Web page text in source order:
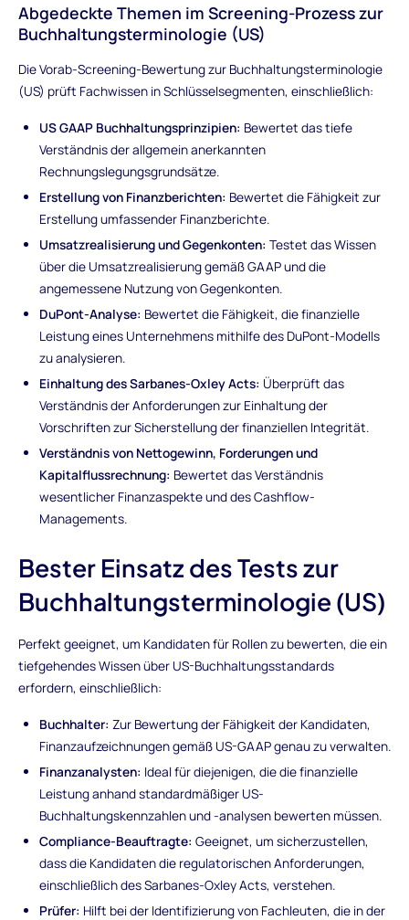
Abgedeckte Themen im Screening-Prozess zur
Buchhaltungsterminologie (US)
Die Vorab-Screening-Bewertung zur Buchhaltungsterminologie
(US) prüft Fachwissen in Schlüsselsegmenten, einschließlich:
US GAAP Buchhaltungsprinzipien: Bewertet das tiefe
Verständnis der allgemein anerkannten
Rechnungslegungsgrundsätze.
Erstellung von Finanzberichten: Bewertet die Fähigkeit zur
Erstellung umfassender Finanzberichte.
Umsatzrealisierung und Gegenkonten: Testet das Wissen
über die Umsatzrealisierung gemäß GAAP und die
angemessene Nutzung von Gegenkonten.
DuPont-Analyse: Bewertet die Fähigkeit, die finanzielle
Leistung eines Unternehmens mithilfe des DuPont-Modells
zu analysieren.
Einhaltung des Sarbanes-Oxley Acts: Überprüft das
Verständnis der Anforderungen zur Einhaltung der
Vorschriften zur Sicherstellung der finanziellen Integrität.
Verständnis von Nettogewinn, Forderungen und
Kapitalflussrechnung: Bewertet das Verständnis
wesentlicher Finanzaspekte und des Cashflow-
Managements.
Bester Einsatz des Tests zur
Buchhaltungsterminologie (US)
Perfekt geeignet, um Kandidaten für Rollen zu bewerten, die ein
tiefgehendes Wissen über US-Buchhaltungsstandards
erfordern, einschließlich:
Buchhalter: Zur Bewertung der Fähigkeit der Kandidaten,
Finanzaufzeichnungen gemäß US-GAAP genau zu verwalten.
Finanzanalysten: Ideal für diejenigen, die die finanzielle
Leistung anhand standardmäßiger US-
Buchhaltungskennzahlen und -analysen bewerten müssen.
Compliance-Beauftragte: Geeignet, um sicherzustellen,
dass die Kandidaten die regulatorischen Anforderungen,
einschließlich des Sarbanes-Oxley Acts, verstehen.
Prüfer: Hilft bei der Identifizierung von Fachleuten, die in der